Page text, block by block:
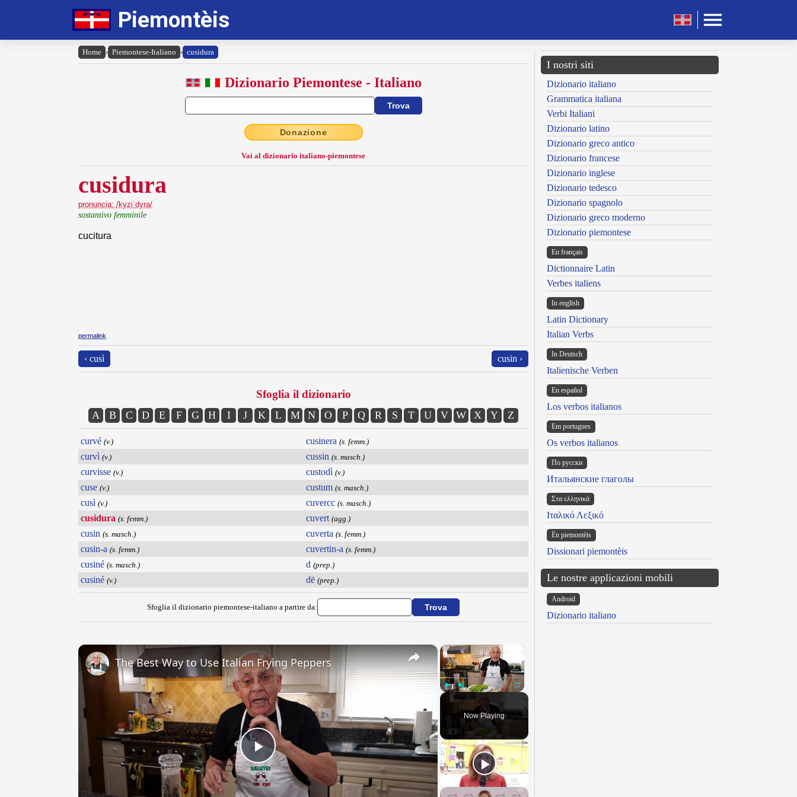
Piemontèis
Home › Piemontese-Italiano › cusidura
Dizionario Piemontese - Italiano
Donazione
Vai al dizionario italiano-piemontese
cusidura
pronuncia: /kyziˈdyra/
sostantivo femminile
cucitura
permalink
‹ cusì cusin ›
Sfoglia il dizionario
A B C D E F G H I J K L M N O P Q R S T U V W X Y Z
curvé (v.)
curvì (v.)
curvisse (v.)
cuse (v.)
cusì (v.)
cusidura (s. femm.)
cusin (s. masch.)
cusin-a (s. femm.)
cusiné (s. masch.)
cusiné (v.)
cusinera (s. femm.)
cussin (s. masch.)
custodì (v.)
custum (s. masch.)
cuvercc (s. masch.)
cuvert (agg.)
cuverta (s. femm.)
cuvertin-a (s. femm.)
d (prep.)
dë (prep.)
Sfoglia il dizionario piemontese-italiano a partire da:
Fullscreen
Now Playing
×
Play
The Best Way to Use Italian Frying Peppers
I nostri siti
Dizionario italiano
Grammatica italiana
Verbi Italiani
Dizionario latino
Dizionario greco antico
Dizionario francese
Dizionario inglese
Dizionario tedesco
Dizionario spagnolo
Dizionario greco moderno
Dizionario piemontese
En français
Dictionnaire Latin
Verbes italiens
In english
Latin Dictionary
Italian Verbs
In Deutsch
Italienische Verben
En español
Los verbos italianos
Em portugues
Os verbos italianos
По русски
Итальянские глаголы
Στα ελληνικά
Ιταλικό Λεξικό
Ën piemontèis
Dissionari piemontèis
Le nostre applicazioni mobili
Android
Dizionario italiano